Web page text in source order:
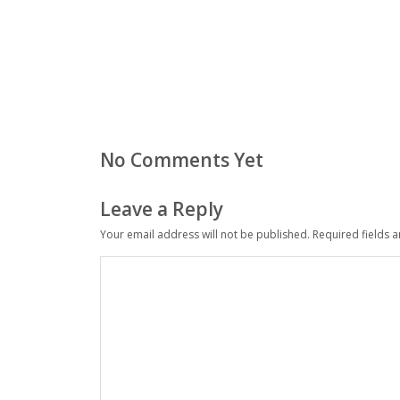
No Comments Yet
Leave a Reply
Your email address will not be published. Required fields